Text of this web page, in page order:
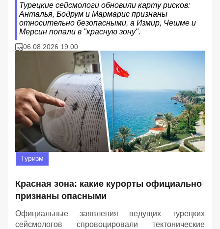
Турецкие сейсмологи обновили карту рисков:
Анталья, Бодрум и Мармарис признаны
относительно безопасными, а Измир, Чешме и
Мерсин попали в "красную зону".
06.08.2026 19:00
Туризм
Красная зона: какие курорты официально
признаны опасными
Официальные заявления ведущих турецких
сейсмологов спровоцировали тектонические